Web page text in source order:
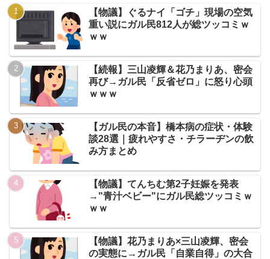
【物議】ぐるナイ「ゴチ」現場の空気
重い説にガル民812人が総ツッコミｗ
ｗｗ
【続報】三山凌輝＆花乃まりあ、密会
再び→ガル民「反省ゼロ」に怒り心頭
ｗｗｗ
【ガル民の本音】橋本病の症状・体験
談28選｜疲れやすさ・チラーヂンの飲
み方まとめ
【物議】てんちむ第2子妊娠を発表
→"青汁ベビー"にガル民総ツッコミｗ
ｗｗ
【物議】花乃まりあ×三山凌輝、密会
の実態に→ガル民「自業自得」の大合